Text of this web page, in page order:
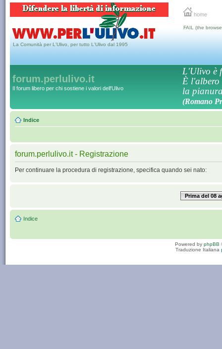
home
La Comunità per L'Ulivo, per tutto L'Ulivo dal 1995
FAIL (the
forum.perlulivo.it
Il forum libero per chi sostiene i valori dell'Ulivo
L'Ulivo è
È l'albero
la
(Romano
Indice
forum.perlulivo.it - Registrazione
Per continuare la procedura di registrazione, specifica quando sei nato:
Prima del 08
Indice
Powered by phpBB
Traduzione Italiana